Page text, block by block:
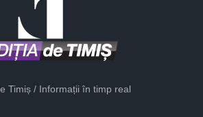
Timiș / Informații în timp real